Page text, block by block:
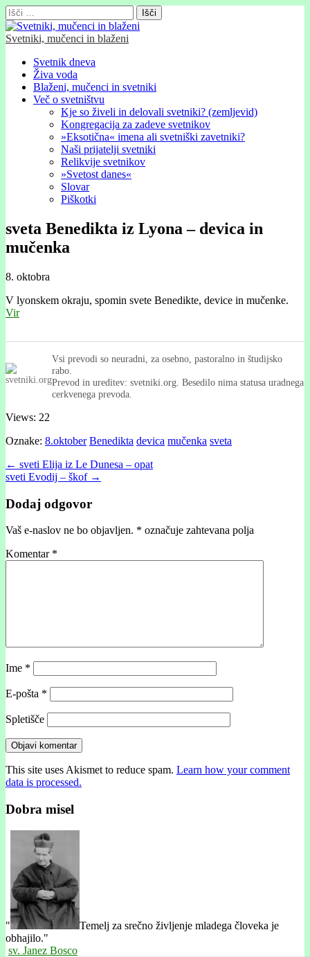
Išči:
Svetniki, mučenci in blaženi
Glavni
meni
Skip
content
Svetnik dneva
Živa voda
Blaženi, mučenci in svetniki
Več o svetništvu
Kje so živeli in delovali svetniki? (zemljevid)
Kongregacija za zadeve svetnikov
»Eksotična« imena ali svetniški zavetniki?
Naši prijatelji svetniki
Relikvije svetnikov
»Svetost danes«
Slovar
Piškotki
sveta Benedikta iz Lyona – devica in
mučenka
8. oktobra
V lyonskem okraju, spomin svete Benedikte, device in mučenke.
Vir
Vsi prevodi so neuradni, za osebno, pastoralno in študijsko
rabo.
Prevod in ureditev: svetniki.org. Besedilo nima statusa uradnega
cerkvenega prevoda.
Views: 22
Oznake: 8.oktober Benedikta devica mučenka sveta
Post
navigation
← sveti Elija iz Le Dunesa – opat
sveti Evodij – škof →
Dodaj odgovor
Vaš e-naslov ne bo objavljen. * označuje zahtevana polja
Komentar *
Ime *
E-pošta *
Spletišče
This site uses Akismet to reduce spam. Learn how your comment
data is processed.
Dobra misel
"
Temelj za srečno življenje mladega človeka je
obhajilo."
sv. Janez Bosco